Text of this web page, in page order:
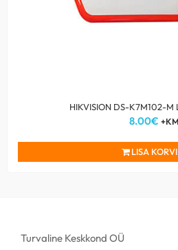
HIKVISION DS-K7M102-M
8.00€ +KM
LISA KORVI
Turvaline Keskkond OÜ